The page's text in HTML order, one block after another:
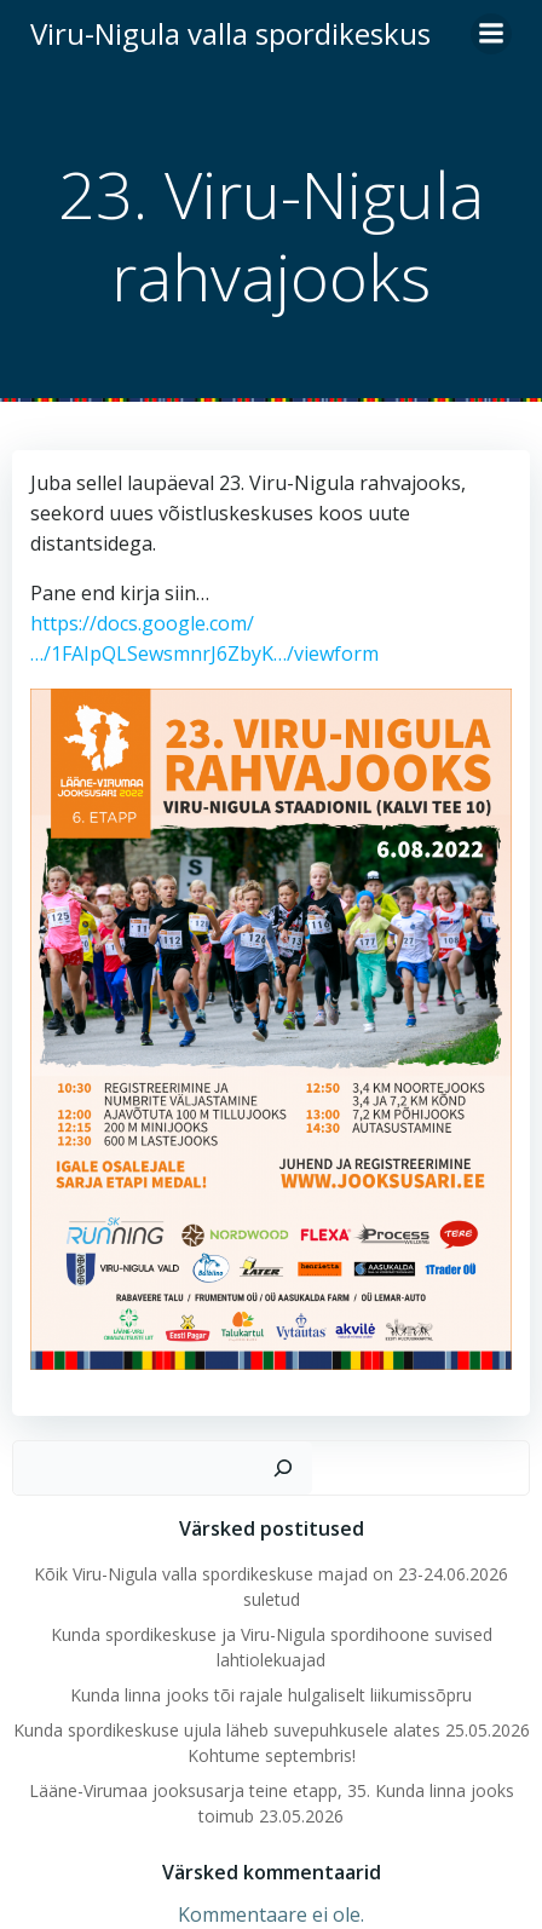
to
Viru-Nigula valla spordikeskus
23. Viru-Nigula
rahvajooks
Juba sellel laupäeval 23. Viru-Nigula rahvajooks,
seekord uues võistluskeskuses koos uute
distantsidega.
Pane end kirja siin…
https://docs.google.com/
…/1FAIpQLSewsmnrJ6ZbyK…/viewform
Värsked postitused
Kõik Viru-Nigula valla spordikeskuse majad on 23-24.06.2026
suletud
Kunda spordikeskuse ja Viru-Nigula spordihoone suvised
lahtiolekuajad
Kunda linna jooks tõi rajale hulgaliselt liikumissõpru
Kunda spordikeskuse ujula läheb suvepuhkusele alates 25.05.2026
Kohtume septembris!
Lääne-Virumaa jooksusarja teine etapp, 35. Kunda linna jooks
toimub 23.05.2026
Värsked kommentaarid
Kommentaare ei ole.